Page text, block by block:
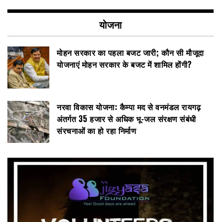
योजना
मोहन सरकार का पहला बजट जारी; कौन सी मौजूदा
योजनाएं मोहन सरकार के बजट में शामिल होंगी?
नरवा विकास योजना: कैम्पा मद से वनमंडल रायगढ़
अंतर्गत 35 हजार से अधिक भू-जल संरक्षण संबंधी
संरचनाओं का हो रहा निर्माण